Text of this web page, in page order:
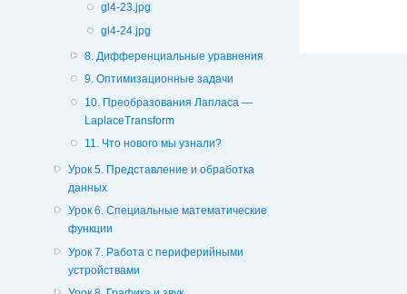
gl4-23.jpg
gl4-24.jpg
8. Дифференциальные уравнения
9. Оптимизационные задачи
10. Преобразования Лапласа —
LaplaceTransform
11. Что нового мы узнали?
Урок 5. Представление и обработка
данных
Урок 6. Специальные математические
функции
Урок 7. Работа с периферийными
устройствами